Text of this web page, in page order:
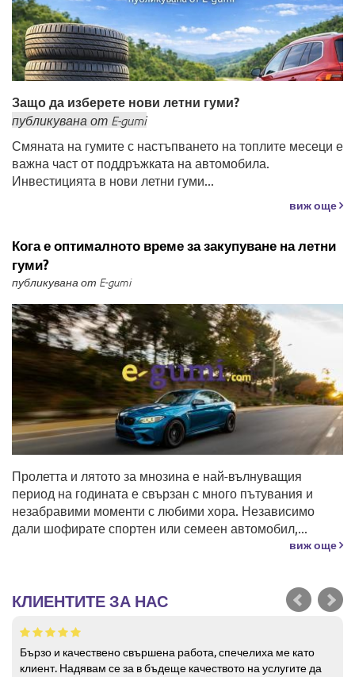
Защо да изберете нови летни гуми?
публикувана от E-gumi
Смяната на гумите с настъпването на топлите месеци е
важна част от поддръжката на автомобила.
Инвестицията в нови летни гуми...
виж още
Кога е оптималното време за закупуване на летни
гуми?
публикувана от E-gumi
Пролетта и лятото за мнозина е най-вълнуващия
период на годината е свързан с много пътувания и
незабравими моменти с любими хора. Независимо
дали шофирате спортен или семеен автомобил,...
виж още
КЛИЕНТИТЕ ЗА НАС
Бързо и качествено свършена работа, спечелиха ме като
клиент. Надявам се за в бъдеще качеството на услугите да